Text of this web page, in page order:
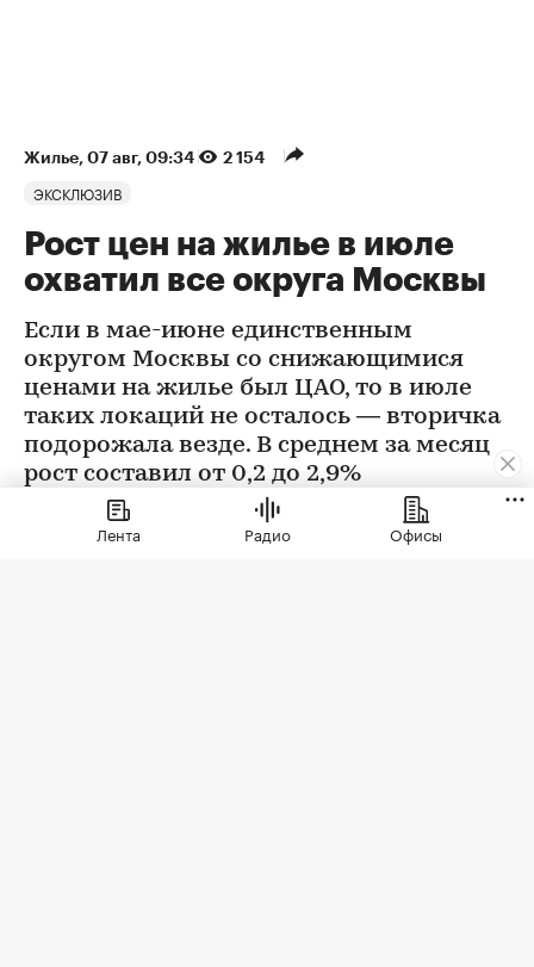
Жилье 07 авг, 09:34 2 154
ЭКСКЛЮЗИВ
Рост цен на жилье в июле
охватил все округа Москвы
Если в мае-июне единственным
округом Москвы со снижающимися
ценами на жилье был ЦАО, то в июле
таких локаций не осталось — вторичка
подорожала везде. В среднем за месяц
рост составил от 0,2 до 2,9%
Лента Радио Офисы